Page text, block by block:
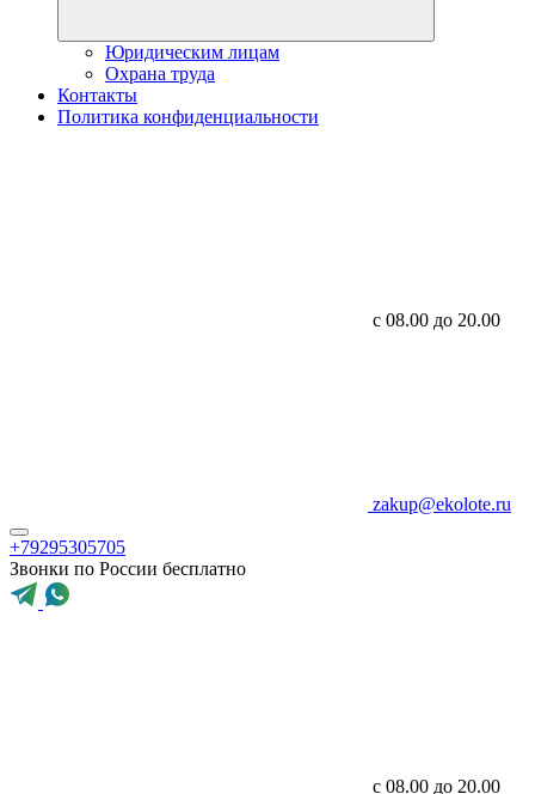
Юридическим лицам
Охрана труда
Контакты
Политика конфиденциальности
с 08.00 до 20.00
zakup@ekolote.ru
+79295305705
Звонки по России бесплатно
с 08.00 до 20.00